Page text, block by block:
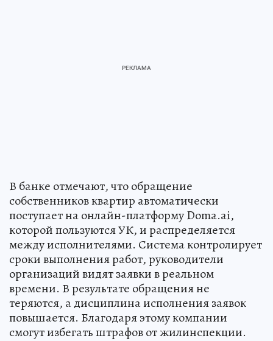
В банке отмечают, что обращение
собственников квартир автоматически
поступает на онлайн-платформу Doma.ai,
которой пользуются УК, и распределяется
между исполнителями. Система контролирует
сроки выполнения работ, руководители
организаций видят заявки в реальном
времени. В результате обращения не
теряются, а дисциплина исполнения заявок
повышается. Благодаря этому компании
смогут избегать штрафов от жилинспекции.